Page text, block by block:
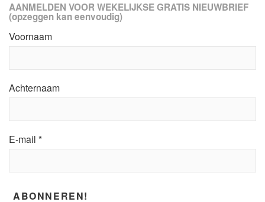
AANMELDEN VOOR WEKELIJKSE GRATIS NIEUWBRIEF
(opzeggen kan eenvoudig)
Voornaam
Achternaam
E-mail *